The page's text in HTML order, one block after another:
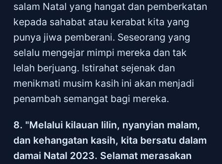
salam Natal yang hangat dan pemberkatan
kepada sahabat atau kerabat kita yang
punya jiwa pemberani. Seseorang yang
selalu mengejar mimpi mereka dan tak
lelah berjuang. Istirahat sejenak dan
menikmati musim kasih ini akan menjadi
penambah semangat bagi mereka.
8. "Melalui kilauan lilin, nyanyian malam,
dan kehangatan kasih, kita bersatu dalam
damai Natal 2023. Selamat merasakan